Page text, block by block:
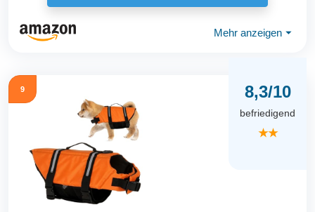
Mehr anzeigen ⏷
9 8,3/10
befriedigend
★★